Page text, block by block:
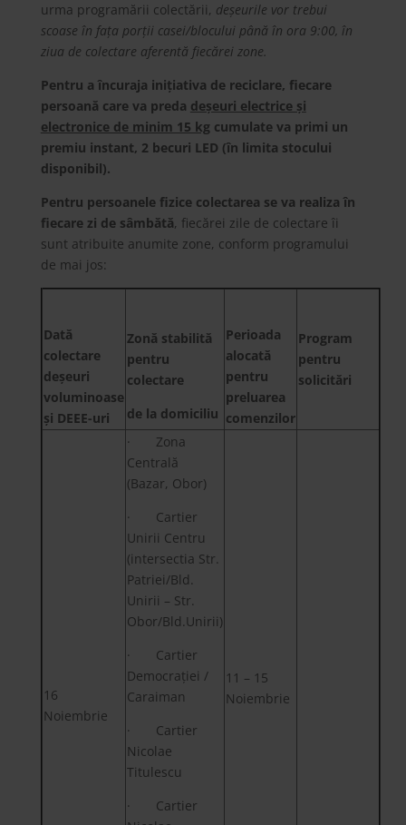
urma programării colectării, deșeurile vor trebui
scoase în fața porții casei/blocului până în ora 9:00, în
ziua de colectare aferentă fiecărei zone.
Pentru a încuraja inițiativa de reciclare, fiecare
persoană care va preda deșeuri electrice și
electronice de minim 15 kgcumulate va primi un
premiu instant, 2 becuri LED (în limita stocului
disponibil).
Pentru persoanele fizice colectarea se va realiza în
fiecare zi de sâmbătă, fiecărei zile de colectare îi
sunt atribuite anumite zone, conform programului
de mai jos:
Dată
colectare
deșeuri
voluminoase
și DEEE-uri
Zonă stabilită
pentru
colectare
de la domiciliu
Perioada
alocată
pentru
preluarea
comenzilor
Program
pentru
solicitări
16
Noiembrie
· Zona
Centrală
(Bazar, Obor)
· Cartier
Unirii Centru
(intersectia Str.
Patriei/Bld.
Unirii – Str.
Obor/Bld.Unirii)
· Cartier
Democrației /
Caraiman
· Cartier
Nicolae
Titulescu
· Cartier
11 – 15
Noiembrie